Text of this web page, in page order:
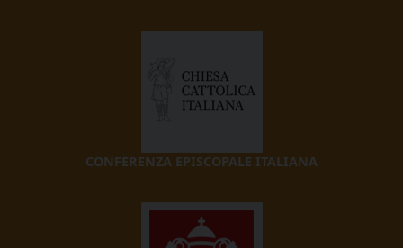
CONFERENZA EPISCOPALE ITALIANA